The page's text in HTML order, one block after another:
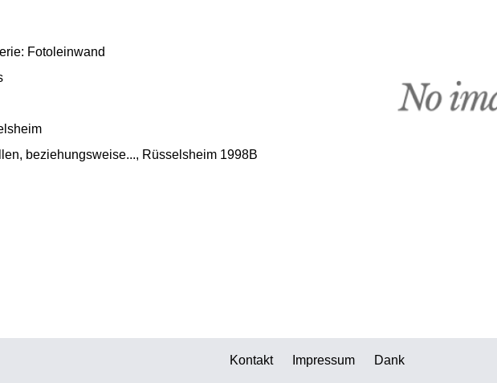
Fotoleinwand
beziehungsweise..., Rüsselsheim 1998B
Kontakt Impressum Dank